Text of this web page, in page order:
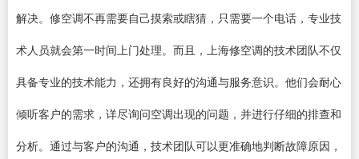
解决。修空调不再需要自己摸索或瞎猜，只需要一个电话，专业技
术人员就会第一时间上门处理。而且，上海修空调的技术团队不仅
具备专业的技术能力，还拥有良好的沟通与服务意识。他们会耐心
倾听客户的需求，详尽询问空调出现的问题，并进行仔细的排查和
分析。通过与客户的沟通，技术团队可以更准确地判断故障原因，